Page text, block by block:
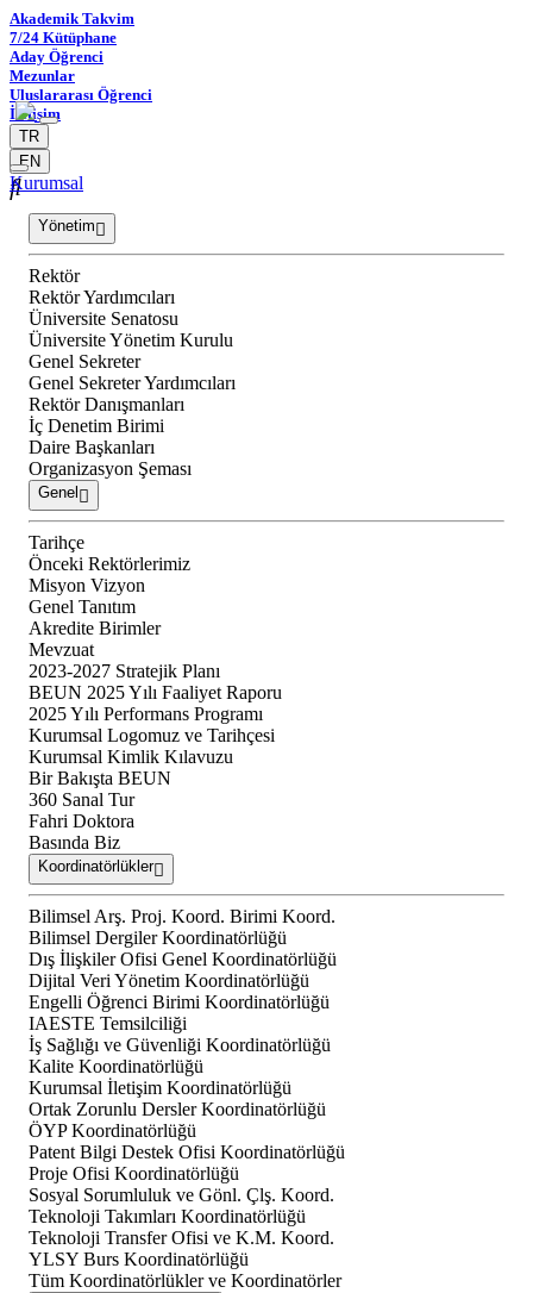
Akademik Takvim
7/24 Kütüphane
Aday Öğrenci
Mezunlar
Uluslararası Öğrenci
İletişim
TR
EN
Kurumsal
Yönetim
Rektör
Rektör Yardımcıları
Üniversite Senatosu
Üniversite Yönetim Kurulu
Genel Sekreter
Genel Sekreter Yardımcıları
Rektör Danışmanları
İç Denetim Birimi
Daire Başkanları
Organizasyon Şeması
Genel
Tarihçe
Önceki Rektörlerimiz
Misyon Vizyon
Genel Tanıtım
Akredite Birimler
Mevzuat
2023-2027 Stratejik Planı
BEUN 2025 Yılı Faaliyet Raporu
2025 Yılı Performans Programı
Kurumsal Logomuz ve Tarihçesi
Kurumsal Kimlik Kılavuzu
Bir Bakışta BEUN
360 Sanal Tur
Fahri Doktora
Basında Biz
Koordinatörlükler
Bilimsel Arş. Proj. Koord. Birimi Koord.
Bilimsel Dergiler Koordinatörlüğü
Dış İlişkiler Ofisi Genel Koordinatörlüğü
Dijital Veri Yönetim Koordinatörlüğü
Engelli Öğrenci Birimi Koordinatörlüğü
IAESTE Temsilciliği
İş Sağlığı ve Güvenliği Koordinatörlüğü
Kalite Koordinatörlüğü
Kurumsal İletişim Koordinatörlüğü
Ortak Zorunlu Dersler Koordinatörlüğü
ÖYP Koordinatörlüğü
Patent Bilgi Destek Ofisi Koordinatörlüğü
Proje Ofisi Koordinatörlüğü
Sosyal Sorumluluk ve Gönl. Çlş. Koord.
Teknoloji Takımları Koordinatörlüğü
Teknoloji Transfer Ofisi ve K.M. Koord.
YLSY Burs Koordinatörlüğü
Tüm Koordinatörlükler ve Koordinatörler